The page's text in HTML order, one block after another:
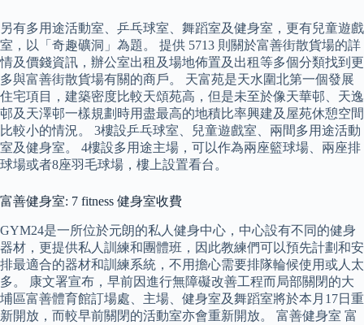
另有多用途活動室、乒乓球室、舞蹈室及健身室，更有兒童遊戲
室，以「奇趣礦洞」為題。 提供 5713 則關於富善街散貨場的詳
情及價錢資訊，辦公室出租及場地佈置及出租等多個分類找到更
多與富善街散貨場有關的商戶。 天富苑是天水圍北第一個發展
住宅項目，建築密度比較天頌苑高，但是未至於像天華邨、天逸
邨及天澤邨一樣規劃時用盡最高的地積比率興建及屋苑休憩空間
比較小的情況。 3樓設乒乓球室、兒童遊戲室、兩間多用途活動
室及健身室。 4樓設多用途主場，可以作為兩座籃球場、兩座排
球場或者8座羽毛球場，樓上設置看台。
富善健身室: 7 fitness 健身室收費
GYM24是一所位於元朗的私人健身中心，中心設有不同的健身
器材，更提供私人訓練和團體班，因此教練們可以預先計劃和安
排最適合的器材和訓練系統，不用擔心需要排隊輪候使用或人太
多。 康文署宣布，早前因進行無障礙改善工程而局部關閉的大
埔區富善體育館訂場處、主場、健身室及舞蹈室將於本月17日重
新開放，而較早前關閉的活動室亦會重新開放。 富善健身室 富